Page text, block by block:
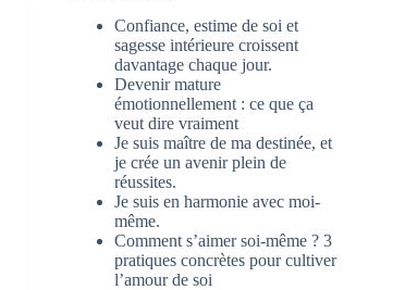
Confiance, estime de soi et
sagesse intérieure croissent
davantage chaque jour.
Devenir mature
émotionnellement : ce que ça
veut dire vraiment
Je suis maître de ma destinée, et
je crée un avenir plein de
réussites.
Je suis en harmonie avec moi-
même.
Comment s’aimer soi-même ? 3
pratiques concrètes pour cultiver
l’amour de soi